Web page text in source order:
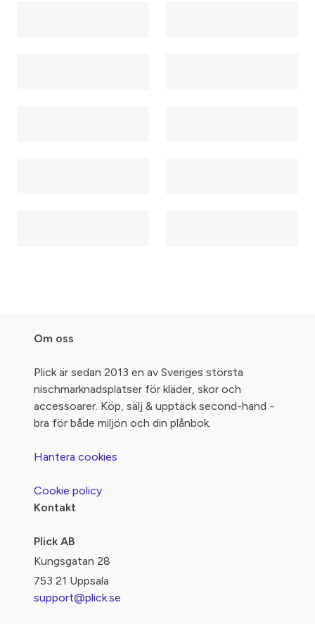
Om oss
Plick är sedan 2013 en av Sveriges största
nischmarknadsplatser för kläder, skor och
accessoarer. Köp, sälj & upptäck second-hand -
bra för både miljön och din plånbok.
Hantera cookies
Cookie policy
Kontakt
Plick AB
Kungsgatan 28
753 21 Uppsala
support@plick.se